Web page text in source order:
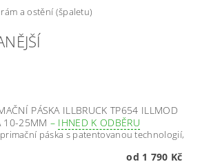
a ostění (špaletu)
PÁSKA ILLBRUCK TP654 ILLMOD
10-25MM – IHNED K ODBĚRU
páska s patentovanou technologií,
od 1 790 Kč